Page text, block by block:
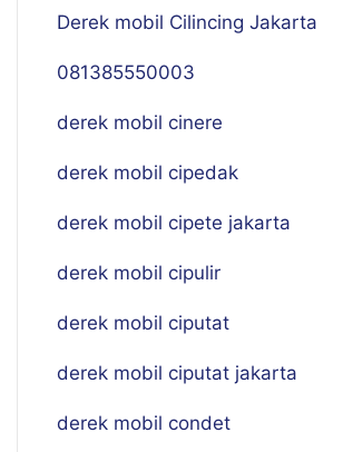
Derek mobil Cilincing Jakarta
081385550003
derek mobil cinere
derek mobil cipedak
derek mobil cipete jakarta
derek mobil cipulir
derek mobil ciputat
derek mobil ciputat jakarta
derek mobil condet